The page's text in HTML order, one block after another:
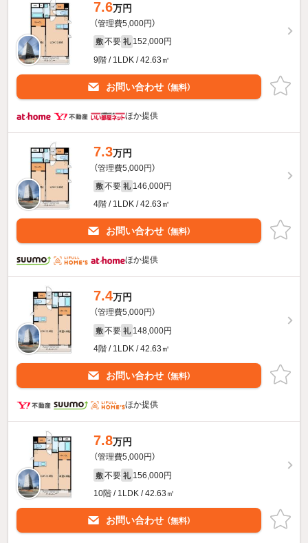
7.6万円
（管理費5,000円）
敷 不要 礼 152,000円
9階 / 1LDK / 42.63㎡
お問い合わせ （無料）
ほか提供
7.3万円
（管理費5,000円）
敷 不要 礼 146,000円
4階 / 1LDK / 42.63㎡
お問い合わせ （無料）
ほか提供
7.4万円
（管理費5,000円）
敷 不要 礼 148,000円
4階 / 1LDK / 42.63㎡
お問い合わせ （無料）
ほか提供
7.8万円
（管理費5,000円）
敷 不要 礼 156,000円
10階 / 1LDK / 42.63㎡
お問い合わせ （無料）